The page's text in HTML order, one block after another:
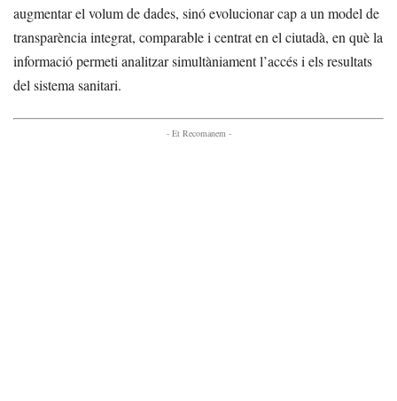
augmentar el volum de dades, sinó evolucionar cap a un model de
transparència integrat, comparable i centrat en el ciutadà, en què la
informació permeti analitzar simultàniament l’accés i els resultats
del sistema sanitari.
- Et Recomanem -